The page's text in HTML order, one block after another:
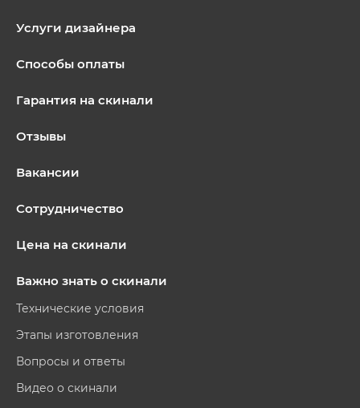
Услуги дизайнера
Способы оплаты
Гарантия на скинали
Отзывы
Вакансии
Сотрудничество
Цена на скинали
Важно знать о скинали
Технические условия
Этапы изготовления
Вопросы и ответы
Видео о скинали